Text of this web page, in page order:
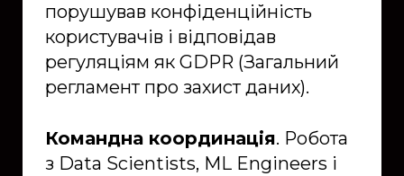
порушував конфіденційність
користувачів і відповідав
регуляціям як GDPR (Загальний
регламент про захист даних).
Командна координація. Робота
з Data Scientists, ML Engineers і